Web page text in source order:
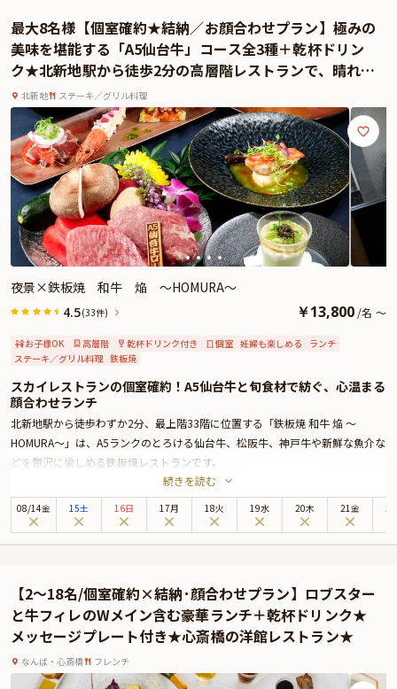
よくあるご質問
お問い合わせ
最大8名様【個室確約★結納／お顔合わせプラン】極みの
美味を堪能する「A5仙台牛」コース全3種＋乾杯ドリン
ク★北新地駅から徒歩2分の高層階レストランで、晴れの
日の顔合わせを
北新地 ステーキ／グリル料理
夜景×鉄板焼 和牛 焔 ～HOMURA～
4.5(33件) ￥13,800 /名 ～
お子様OK 高層階 乾杯ドリンク付き 個室 妊婦も楽しめる
ランチ
ステーキ／グリル料理 鉄板焼
スカイレストランの個室確約！A5仙台牛と旬食材で紡ぐ、心温まる
顔合わせランチ
北新地駅から徒歩わずか2分、最上階33階に位置する「鉄板焼 和牛 焔 ～
HOMURA～」は、A5ランクのとろける仙台牛、松阪牛、神戸牛や新鮮な魚介な
どを贅沢に愉しめる鉄板焼レストランです。
本プランでは、顔合わせにふさわしい落ち着いた個室席へご案内し、周囲を気
にせず、心ゆくまで大切な時間をお過ごしいただけます。
お料理は、A5仙台牛の贅沢な味わいと旬の食材をふんだんに活かした特別なコ
さらに、晴れの日を祝う乾杯ドリンクをお楽しみいただけます。大切な一歩を
踏み出すその瞬間を、乾杯で華やかに彩り、心温まるひとときを演出します。
最高の料理と空間で、心に残る素晴らしい顔合わせをお過ごしください。
続きを読む
08/14金 15土 16日 17月 18火 19水 20木 21金
【2〜18名/個室確約×結納･顔合わせプラン】ロブスター
と牛フィレのWメイン含む豪華ランチ＋乾杯ドリンク★
メッセージプレート付き★心斎橋の洋館レストラン★
なんば・心斎橋 フレンチ